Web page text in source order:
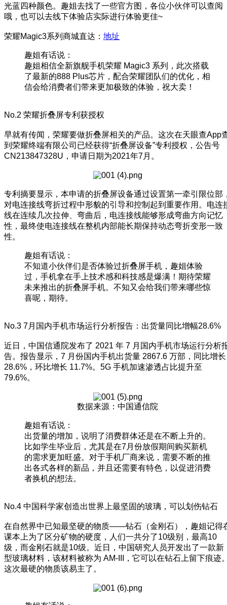
光蓝四种颜色。趣姐去找了一些官方图，各位小伙伴可以查阅
哦，也可以去线下体验店实际进行体验更佳~
荣耀Magic3系列商城直达： 地址
趣姐有话说：
趣姐相信全新旗舰手机荣耀 Magic3 系列，此次搭载
了最新的888 Plus芯片，配合荣耀团队们的优化，相
信会给消费者们带来更加极致的体验，祝大卖！
No.2 荣耀折叠屏专利获授权
早就有传闻，荣耀要做折叠屏相关的产品。这次在天眼查App
到荣耀终端有限公司已经获得“折叠屏设备”专利授权，公告号
CN213847328U，申请日期为2021年7月。
专利摘要显示，本申请的折叠屏设备通过设置第一牵引限位部
对电连接线弯折过程中形貌的引导和控制起到重要作用。电连
线在连续几次拉伸、弯曲后，电连接线能够形成弯曲方向记忆
性，最终使电连接线在整机内部能长期保持动态弯折变形一致
性。
趣姐有话说：
不知道小伙伴们是否体验过折叠屏手机，趣姐体验
过，手机拿在手上技术感和科技感是爆满！期待荣耀
未来推出的折叠屏手机。不知又会给我们带来哪些惊
喜呢，期待。
No.3 7月国内手机市场运行分析报告：出货量同比增幅28.6%
近日，中国信通院发布了 2021 年 7 月国内手机市场运行分析
告。报告显示，7 月份国内手机出货量 2867.6 万部，同比增长
28.6%，环比增长 11.7%。5G 手机加速渗透占比提升至
79.6%。
数据来源：中国通信院
趣姐有话说：
出货量的增加，说明了消费群体还是在不断上升的。
比如学生毕业后，尤其是在7月份放假期间购买新机
的需求更加旺盛。对于手机厂商来说，需要不断的推
出各式各样的新品，并且还需要有特色，以促进消费
者换机的想法。
No.4 中国科学家创造出世界上最坚固的玻璃，可以划伤钻石
在自然界中已知最坚硬的物质——钻石（金刚石），趣姐记得
课本上为了区分矿物的硬度，人们一共分了10级别，最高10
级，而金刚石就是10级。近日，中国研究人员开发出了一款新
型玻璃材料，该材料被称为 AM-III，它可以在钻石上留下痕迹
这次最硬的物质该易主了。